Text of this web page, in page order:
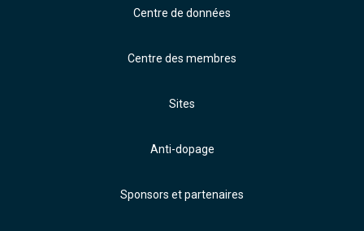
Centre de données
Centre des membres
Sites
Anti-dopage
Sponsors et partenaires